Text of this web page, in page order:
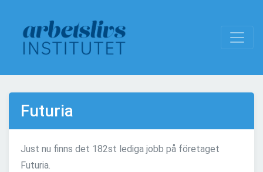
Futuria
Just nu finns det 182st lediga jobb på företaget
Futuria.